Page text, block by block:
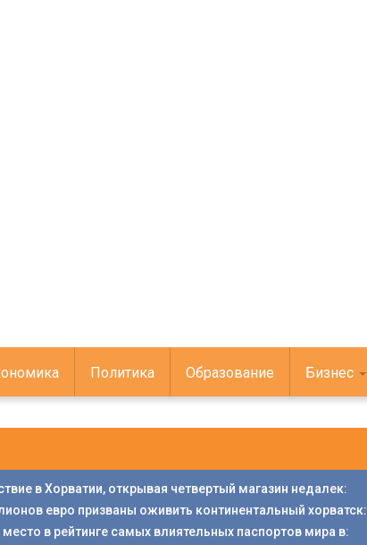
Политика Образование Бизнес
в Хорватии, открывая четвертый магазин недалек:
евро призваны оживить континентальный хорватск:
в рейтинге самых влиятельных паспортов мира в: